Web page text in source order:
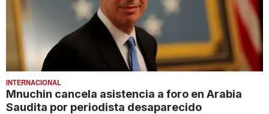
INTERNACIONAL
Mnuchin cancela asistencia a foro en Arabia
Saudita por periodista desaparecido